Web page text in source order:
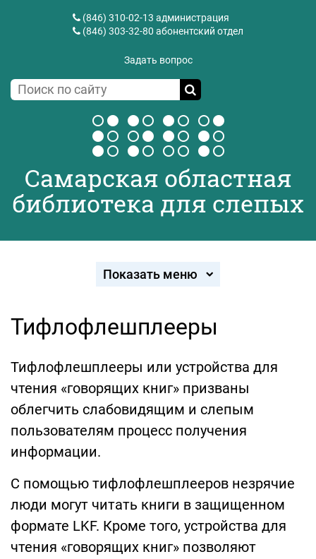
(846) 310-02-13 администрация
(846) 303-32-80 абонентский отдел
Задать вопрос
Самарская областная
библиотека для слепых
Показать меню
Тифлофлешплееры
Тифлофлешплееры или устройства для
чтения «говорящих книг» призваны
облегчить слабовидящим и слепым
пользователям процесс получения
информации.
С помощью тифлофлешплееров незрячие
люди могут читать книги в защищенном
формате LKF. Кроме того, устройства для
чтения «говорящих книг» позволяют